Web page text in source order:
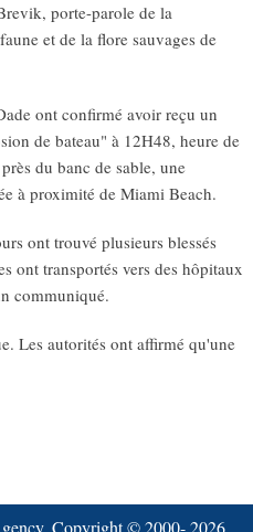
porte-parole de la
et de la flore sauvages de
ont confirmé avoir reçu un
de bateau" à 12H48, heure de
du banc de sable, une
à proximité de Miami Beach.
ont trouvé plusieurs blessés
ont transportés vers des hôpitaux
communiqué.
Les autorités ont affirmé qu'une
Copyright © 2000-2026